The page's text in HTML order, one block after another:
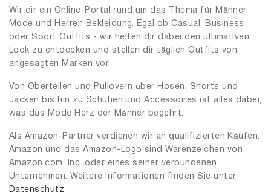
Wir dir ein Online-Portal rund um das Thema für Männer
Mode und Herren Bekleidung. Egal ob Casual, Business
oder Sport Outfits - wir helfen dir dabei den ultimativen
Look zu entdecken und stellen dir täglich Outfits von
angesagten Marken vor.
Von Oberteilen und Pullovern über Hosen, Shorts und
Jacken bis hin zu Schuhen und Accessoires ist alles dabei,
was das Mode Herz der Männer begehrt.
Als Amazon-Partner verdienen wir an qualifizierten Käufen.
Amazon und das Amazon-Logo sind Warenzeichen von
Amazon.com, Inc. oder eines seiner verbundenen
Unternehmen. Weitere Informationen finden Sie unter
Datenschutz